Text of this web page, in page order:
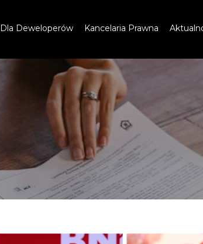
Dla Deweloperów Kancelaria Prawna